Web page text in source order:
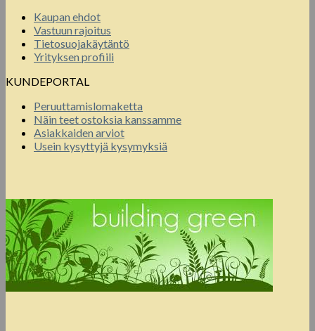
Kaupan ehdot
Vastuun rajoitus
Tietosuojakäytäntö
Yrityksen profiili
KUNDEPORTAL
Peruuttamislomaketta
Näin teet ostoksia kanssamme
Asiakkaiden arviot
Usein kysyttyjä kysymyksiä